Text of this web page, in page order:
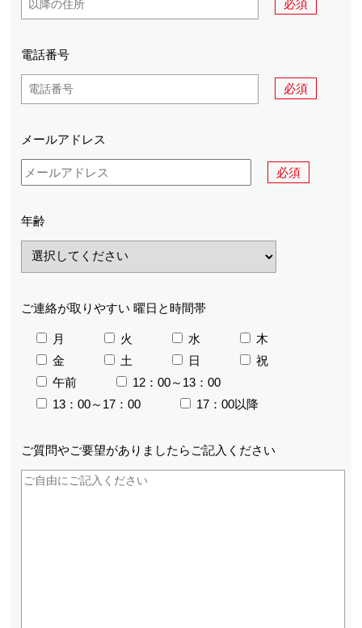
必須
電話番号
必須
メールアドレス
必須
年齢
ご連絡が取りやすい 曜日と時間帯
月 火 水
木
金
土 日
祝
午前
12：00～13：00
13：00～17：00
17：00以降
ご質問やご要望がありましたら ご記入ください